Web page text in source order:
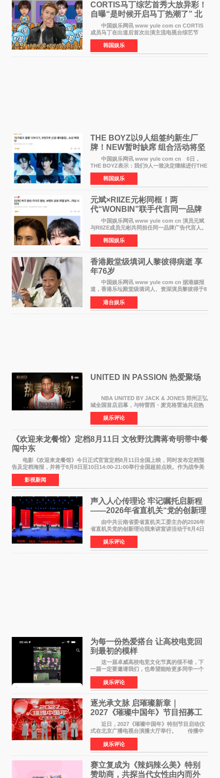
CORTIS马丁综艺首秀大放异彩！
自曝“是时候开启马丁热潮了” 北
美巡演火热进行中
中国娱乐网讯 www yule com cn CORTIS
成员马丁在出道后首次出演主流电视台综艺节
目，展现了多才多艺的魅力。 马丁出演了5日
播出的MBC《Radio Star》Fashion与Passion
之间，I&lsquo;m
韩国娱乐
THE BOYZ以9人组签约新生厂
牌！NEW暂时缺席 组合活动将坚
定不移继续
中国娱乐网讯 www yule com cn 6日，
THE BOYZ表示：我们9人一致决定继续进行THE
BOYZ组合活动，并且已经完成了组合团体活动
签约。目前正在新生厂牌下进行活动准备。尚未
离开THE BOYZ原所
韩国娱乐
元斌×RIIZE元彬同框！两
代“WONBIN”联手代言同一品牌
颜值天花板合体
中国娱乐网讯 www yule com cn 演员元斌
与RIIZE成员元彬共同担任同一品牌广告代言人。
6日据独家报道，继演员元斌之后，RIIZE元彬最
近也被选为某在线中介平台A公司的共同广告代言
人，两人将作
韩国娱乐
香港殿堂级填词人黎彼得病逝 享
年76岁​
中国娱乐网讯 www yule com cn 据港媒报
道，香港乐坛殿堂级填词人、资深演员黎彼得于8
月5日上午因病离世，终年76岁。好友钟志光透
露，黎彼得今年3月中风后便卧床休养，身体机能
持续衰退，最
港台娱乐
UNITED IN PASSION 热爱聚场
NBA UNITED BY JACK & JONES 郑州正弘
城全国首店启幕，与特雷西・麦克格雷迪共启热
爱 2026 年7 月21 日，
NBAUNITEDBYJACK&JONES 全国首店，于郑
州正弘城正式启幕。NBA 传奇球星
娱乐评论
《欢迎来龙餐馆》定档8月11日 文牧野沈腾蒋奇明带中餐
闯中东
电影《欢迎来龙餐馆》今日正式官宣定档8月11日全国上映，同时发布定档预
告及定档海报，并将于8月8日至10日14:00-21:00举行全国超前点映。作为战争美
食大片，影片讲述的是中国厨师徐福（沈腾
影视新闻
声入人心传理论 牢记嘱托启新程
——2026年省直机关“党的创新理
论我来讲”宣讲活动圆满落幕
由中共云南省委省直机关工委主办的2026年
省直机关党的创新理论我来讲宣讲活动于8月4日
至5日在昆明举办。活动以 "牢记嘱托 感恩奋进
开创云南发展新局面 "为主题，坚持以新时代中国
特色社会主义
娱乐评论
为每一份热爱搭台 让高校电竞回
到最初的模样
这一届卓威高校电竞文化节真的很不错，下
一届一定要邀请我们，也希望能给更多同学一个
来到现场的机会。 2026卓威高校电竞文化节
已经落下帷幕，在活动结束后，仍有不少高校电
竞社负责人和现
娱乐评论
逐光承文脉 启璀璨新章｜
2027《璀璨中国年》节目招募工
作圆满启动
近日，2027《璀璨中国年》特别节目启动仪
式在北京广播电视台演播大厅举行。 传播中
华优秀传统文化，弘扬纯正国风艺术，打造高规
格、高质感、正能量的文艺盛典，是璀璨中国年
矢志不渝的初心
娱乐评论
赛立复成为《辣妈辣么美》特别
赞助商，共探当代女性由内而外